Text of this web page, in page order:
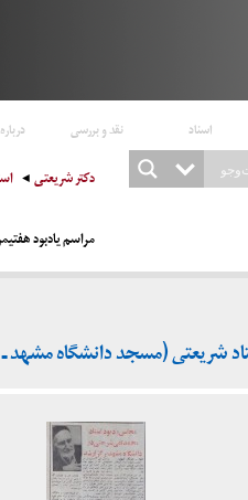
اسناد نقد و بررسی
دکتر شریعتی
مراسم یادبود هفتیمن
(مسجد دانشگاه مشهد ـ ۷ اردیبهشت